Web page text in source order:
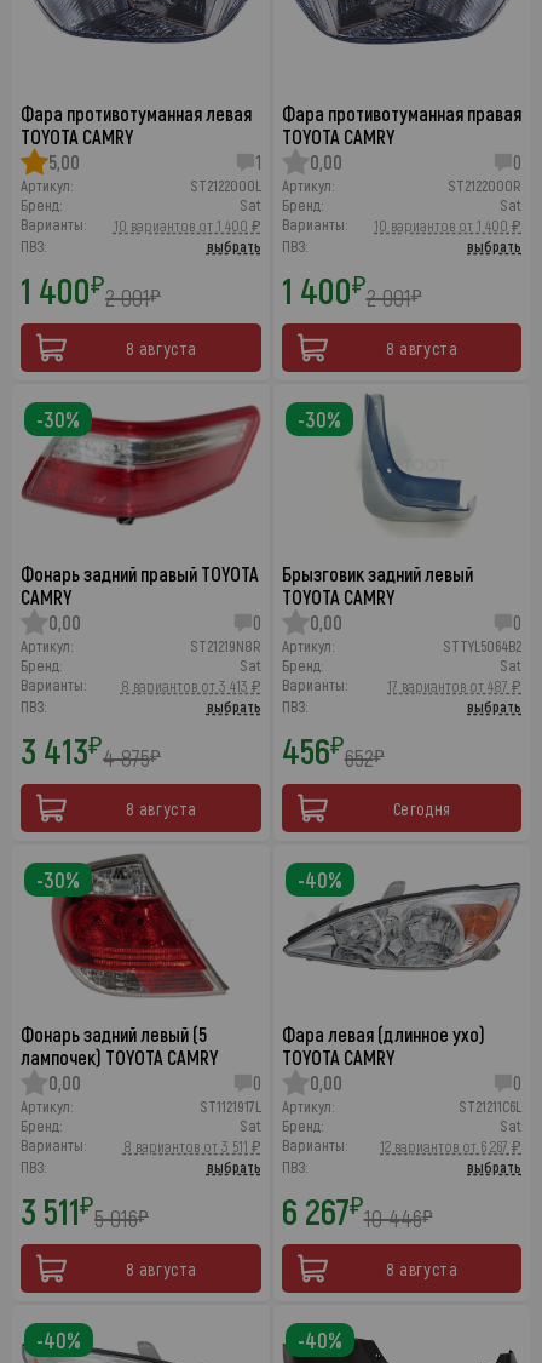
Фара противотуманная левая
TOYOTA CAMRY
5,00
1
Артикул:
ST2122000L
Бренд:
Sat
Варианты:
10 вариантов от 1 400 ₽
ПВЗ:
выбрать
1 400₽2 001₽
8 августа
Фара противотуманная правая
TOYOTA CAMRY
0,00
0
Артикул:
ST2122000R
Бренд:
Sat
Варианты:
10 вариантов от 1 400 ₽
ПВЗ:
выбрать
1 400₽2 001₽
8 августа
Фонарь задний правый TOYOTA
CAMRY
0,00
0
Артикул:
ST21219N8R
Бренд:
Sat
Варианты:
8 вариантов от 3 413 ₽
ПВЗ:
выбрать
3 413₽4 875₽
8 августа
-30%
Брызговик задний левый
TOYOTA CAMRY
0,00
0
Артикул:
STTYL5064B2
Бренд:
Sat
Варианты:
17 вариантов от 487 ₽
ПВЗ:
выбрать
456₽652₽
Сегодня
-30%
Фонарь задний левый (5
лампочек) TOYOTA CAMRY
0,00
0
Артикул:
ST1121917L
Бренд:
Sat
Варианты:
8 вариантов от 3 511 ₽
ПВЗ:
выбрать
3 511₽5 016₽
8 августа
-30%
Фара левая (длинное ухо)
TOYOTA CAMRY
0,00
0
Артикул:
ST21211C6L
Бренд:
Sat
Варианты:
12 вариантов от 6 267 ₽
ПВЗ:
выбрать
6 267₽10 446₽
8 августа
-40%
-40% -40%